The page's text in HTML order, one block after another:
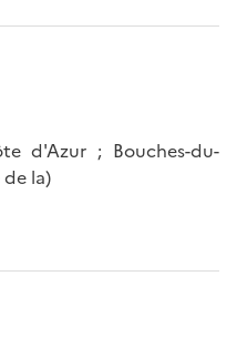
d'Azur ; Bouches-du-
la)